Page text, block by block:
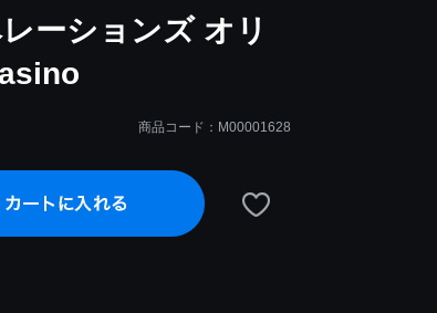
ーションズ オリ
商品コード：M00001628